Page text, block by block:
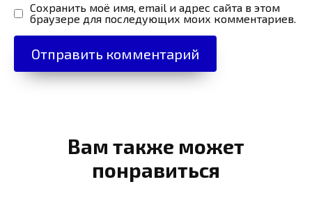
Сохранить моё имя, email и адрес сайта в этом
браузере для последующих моих комментариев.
Вам также может
понравиться